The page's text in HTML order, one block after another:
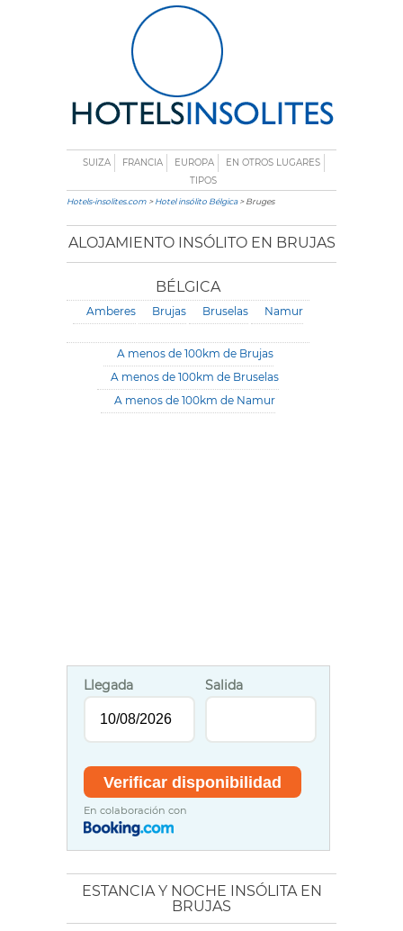
SUIZA FRANCIA EUROPA
EN OTROS LUGARES
TIPOS
Hotels-insolites.com >Hotel insólito Bélgica> Bruges
ALOJAMIENTO INSÓLITO EN BRUJAS
BÉLGICA
Amberes Brujas Bruselas Namur
A menos de 100km de Brujas
A menos de 100km de Bruselas
A menos de 100km de Namur
Llegada Salida
En colaboración con
ESTANCIA Y NOCHE INSÓLITA EN
BRUJAS